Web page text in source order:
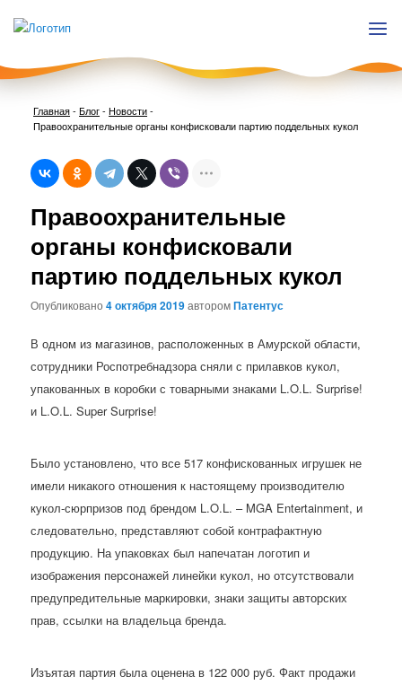
Главная-Блог- Новости-
Правоохранительные органы конфисковали партию поддельных кукол
Правоохранительные
органы конфисковали
партию поддельных кукол
Опубликовано4 октября 2019авторомПатентус
В одном из магазинов, расположенных в Амурской области,
сотрудники Роспотребнадзора сняли с прилавков кукол,
упакованных в коробки с товарными знаками L.O.L. Surprise!
и L.O.L. Super Surprise!
Было установлено, что все 517 конфискованных игрушек не
имели никакого отношения к настоящему производителю
кукол-сюрпризов под брендом L.O.L. – MGA Entertainment, и
следовательно, представляют собой контрафактную
продукцию. На упаковках был напечатан логотип и
изображения персонажей линейки кукол, но отсутствовали
предупредительные маркировки, знаки защиты авторских
прав, ссылки на владельца бренда.
Изъятая партия была оценена в 122 000 руб. Факт продажи